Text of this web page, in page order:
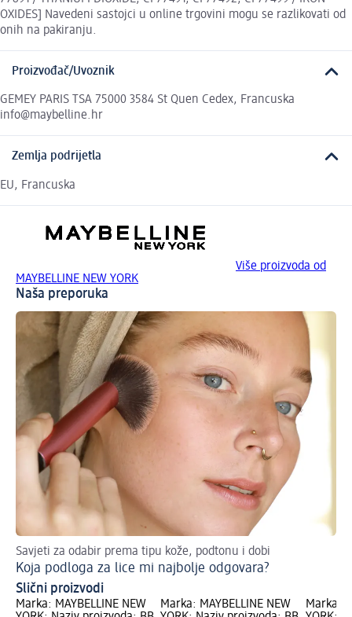
OXIDES] Navedeni sastojci u online trgovini mogu se razlikovati od
onih na pakiranju.
Proizvođač/Uvoznik
GEMEY PARIS TSA 75000 3584 St Quen Cedex, Francuska
info@maybelline.hr
Zemlja podrijetla
EU, Francuska
Više proizvoda od
MAYBELLINE NEW YORK
Naša preporuka
Savjeti za odabir prema tipu kože, podtonu i dobi
Koja podloga za lice mi najbolje odgovara?
Slični proizvodi
Marka: MAYBELLINE NEW
Marka: MAYBELLINE NEW
Marka: